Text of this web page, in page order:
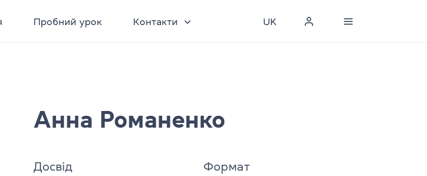
Пробний урок Контакти UK
Анна Романенко
Досвід Формат